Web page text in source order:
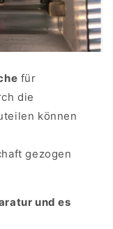
für
die
können
gezogen
und es